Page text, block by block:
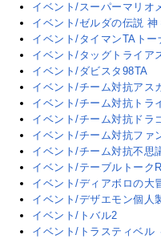
イベント/スーパーマリオ
イベント/ゼルダの伝説
イベント/タイマンTAトー
イベント/タッグトライア
イベント/ダビスタ98TA
イベント/チーム対抗アス
イベント/チーム対抗トラ
イベント/チーム対抗ドラ
イベント/チーム対抗ファ
イベント/チーム対抗不思
イベント/テーブルトーク
イベント/ディアボロの大
イベント/デザエモン個人
イベント/トバル2
イベント/トラスティベル